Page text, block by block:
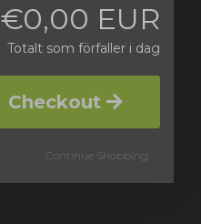
€0,00 EUR
Totalt som förfaller i dag
Checkout
Continue Shopping